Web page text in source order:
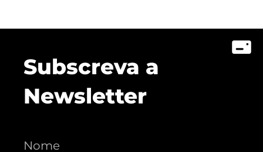
Subscreva a
Newsletter